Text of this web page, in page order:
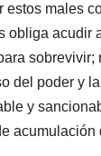
estos males
obliga acudir
sobrevivir;
del poder y
y
acumulación